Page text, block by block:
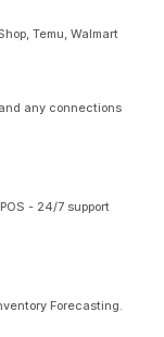
Temu, Walmart
any connections
- 24/7 support
Forecasting.